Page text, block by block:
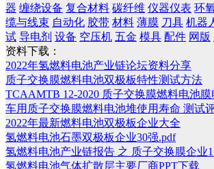
器 缠绕设备 复合材料 碳纤维 仪器仪表 环
缆与线束 自动化 胶带 材料 薄膜 刀具 机器
试 导电剂 设备 空压机 五金 模具 配件 网版
资料下载：
2022年氢燃料电池产业链论坛资料分享
质子交换膜燃料电池双极板特性测试方法
TCAAMTB 12-2020 质子交换膜燃料电池
车用质子交换膜燃料电池堆使用寿命 测试
2022年最新燃料电池双极板企业大全
氢燃料电池石墨双极板企业30强.pdf
氢燃料电池产业链报告 之 质子交换膜企业
氢燃料电池气体扩散层主要厂商PPT下载